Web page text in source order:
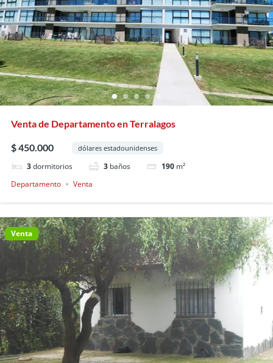
Venta de Departamento en Terralagos
$ 450.000 dólares estadounidenses
3dormitorios 3 baños 190 m²
Departamento
Venta
Venta